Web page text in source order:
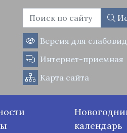
Версия для
Интернет-приемная
Карта сайта
календарь